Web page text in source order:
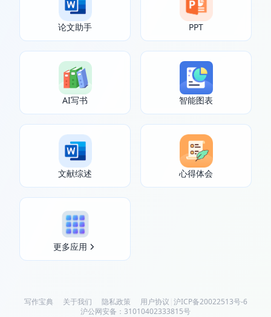
论文助手 PPT
AI写书 智能图表
文献综述 心得体会
更多应用
写作宝典 关于我们 隐私政策 用户协议 沪ICP备20022513号-6
沪公网安备：31010402333815号